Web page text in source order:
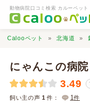
動物病院口コミ検索 カルーペット
動物病院検索
Calooペット 北海道
にゃんこの病
3.49
飼い主の声 1 件： 1件